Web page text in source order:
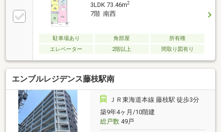
3LDK 73.46m2
7階 南西
駐車場あり 角部屋
所有権
エレベーター
2階以上 間取り図有り
エンブルレジデンス藤枝駅南
ＪＲ東海道本線 藤枝駅 徒歩3分
築9年4ヶ月/10階建
総戸数49戸